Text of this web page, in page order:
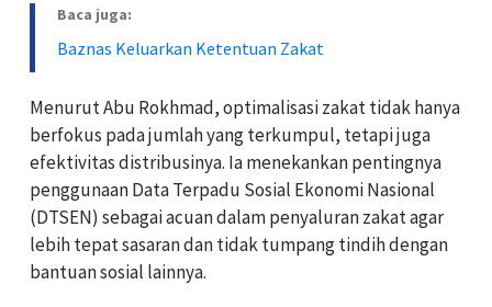
Baca juga:
Baznas Keluarkan Ketentuan Zakat
Menurut Abu Rokhmad, optimalisasi zakat tidak hanya
berfokus pada jumlah yang terkumpul, tetapi juga
efektivitas distribusinya. Ia menekankan pentingnya
penggunaan Data Terpadu Sosial Ekonomi Nasional
(DTSEN) sebagai acuan dalam penyaluran zakat agar
lebih tepat sasaran dan tidak tumpang tindih dengan
bantuan sosial lainnya.